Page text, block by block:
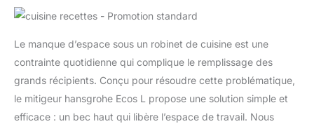
Le manque d’espace sous un robinet de cuisine est une
contrainte quotidienne qui complique le remplissage des
grands récipients. Conçu pour résoudre cette problématique,
le mitigeur hansgrohe Ecos L propose une solution simple et
efficace : un bec haut qui libère l’espace de travail. Nous